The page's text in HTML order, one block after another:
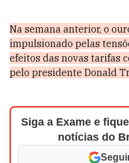
Na semana anterior, o
impulsionado pelas
efeitos das novas tarifas
pelo presidente Donald
Siga a Exame e
notícias do